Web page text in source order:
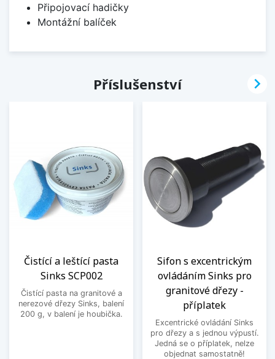
Připojovací hadičky
Montážní balíček
Příslušenství
Čistící a leštící pasta
Sinks SCP002
Čistící pasta na granitové a
nerezové dřezy Sinks, balení
200 g, v balení je houbička.
Sifon s excentrickým
ovládáním Sinks pro
granitové dřezy -
příplatek
Excentrické ovládání Sinks
pro dřezy a s jednou výpustí.
Jedná se o příplatek, nelze
objednat samostatně!
